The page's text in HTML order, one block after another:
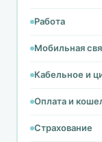
Работа
Мобильная
Кабельное и
Оплата и
Страхование